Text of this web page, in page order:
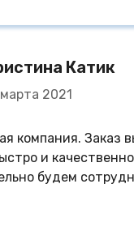
Катик
2021
компания. Заказ
и
будем